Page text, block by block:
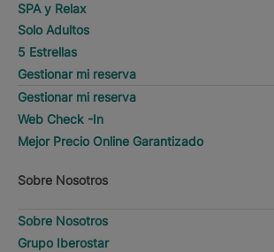
SPA y Relax
Solo Adultos
5 Estrellas
Gestionar mi reserva
Gestionar mi reserva
Web Check -In
Mejor Precio Online Garantizado
Sobre Nosotros
Sobre Nosotros
Grupo Iberostar